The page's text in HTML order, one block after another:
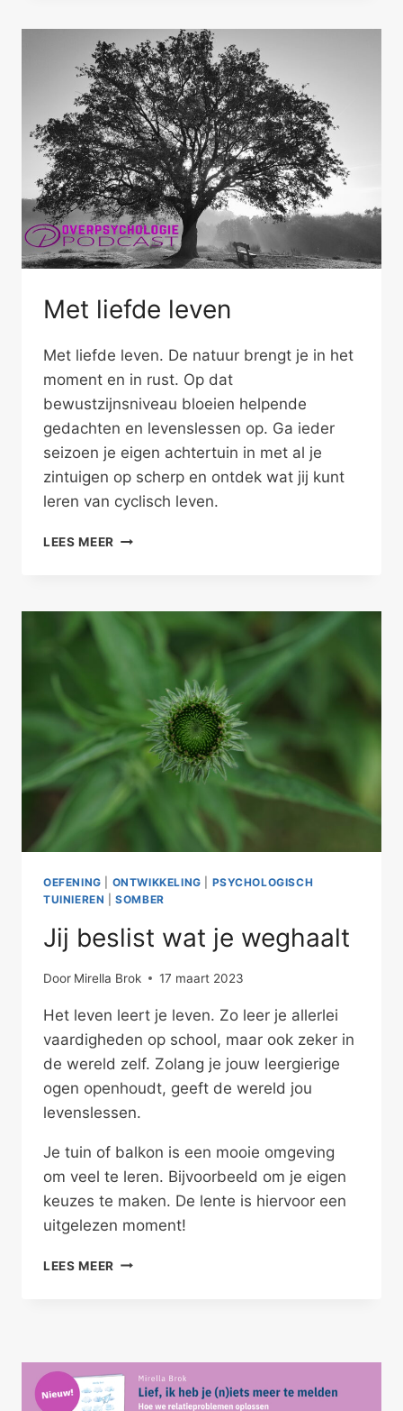
NATUUR
Met liefde leven
Met liefde leven. De natuur brengt je in het
moment en in rust. Op dat
bewustzijnsniveau bloeien helpende
gedachten en levenslessen op. Ga ieder
seizoen je eigen achtertuin in met al je
zintuigen op scherp en ontdek wat jij kunt
leren van cyclisch leven.
LEES MEER MET
OEFENING ONTWIKKELING
PSYCHOLOGISCH
TUINIEREN |SOMBER
Jij beslist wat je weghaalt
Door Mirella Brok 17 maart 2023
Het leven leert je leven. Zo leer je allerlei
vaardigheden op school, maar ook zeker in
de wereld zelf. Zolang je jouw leergierige
ogen openhoudt, geeft de wereld jou
levenslessen.
Je tuin of balkon is een mooie omgeving
om veel te leren. Bijvoorbeeld om je eigen
keuzes te maken. De lente is hiervoor een
uitgelezen moment!
LEES MEER JIJ